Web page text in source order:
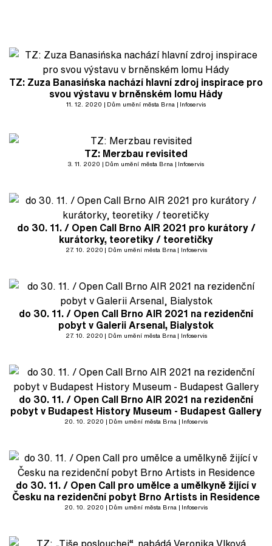
TZ: Zuza Banasińska nachází hlavní zdroj inspirace pro
svou výstavu v brněnském lomu Hády
11. 12. 2020 Dům umění města Brna Infoservis
TZ: Merzbau revisited
3. 11. 2020 Dům umění města Brna Infoservis
do 30. 11. / Open Call Brno AIR 2021 pro kurátory /
kurátorky, teoretiky / teoretičky
27. 10. 2020 Dům umění města Brna Infoservis
do 30. 11. / Open Call Brno AIR 2021 na rezidenční
pobyt v Galerii Arsenal, Bialystok
27. 10. 2020 Dům umění města Brna Infoservis
do 30. 11. / Open Call Brno AIR 2021 na rezidenční
pobyt v Budapest History Museum - Budapest Gallery
20. 10. 2020 Dům umění města Brna Infoservis
do 30. 11. / Open Call pro umělce a umělkyně žijící v
Česku na rezidenční pobyt Brno Artists in Residence
20. 10. 2020 Dům umění města Brna Infoservis